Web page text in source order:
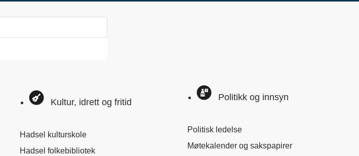
Kultur, idrett og fritid
Hadsel kulturskole
Hadsel folkebibliotek
Politikk og innsyn
Politisk ledelse
Møtekalender og sakspapirer